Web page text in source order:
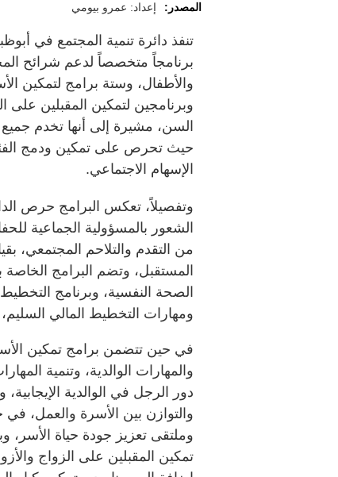
المصدر: إعداد: عمرو بيومي
برنامجاً متخصصاً لدعم شرائح
والأطفال، وستة برامج لتمكين
وبرنامجين لتمكين المقبلين على
السن، مشيرة إلى أنها تخدم
حيث تحرص على تمكين ودمج
الإسهام الاجتماعي.
وتفصيلاً، تعكس البرامج حرص
الشعور بالمسؤولية الجماعية
من التقدم والتلاحم المجتمعي،
المستقبل، وتضم البرامج
الصحة النفسية، وبرنامج
ومهارات التخطيط المالي
في حين تتضمن برامج تمكين الأسرة
والمهارات الوالدية، وتنمية
دور الرجل في الوالدية الإيجابية،
والتوازن بين الأسرة والعمل،
وملتقى تعزيز جودة حياة الأسر،
تمكين المقبلين على الزواج